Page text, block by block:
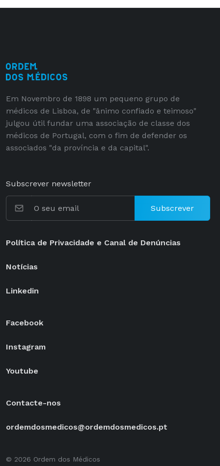
Em Novembro de 1898 um pequeno grupo de
médicos de Lisboa, de "ânimo confiado e teimoso"
julgou útil fundar uma associação de classe dos
médicos de Portugal, com o fim de defender os
associados "da província e da capital".
Subscrever newsletter
Subscrever
Política de Privacidade e Canal de Denúncias
Notícias
Linkedin
Facebook
Instagram
Youtube
Contacte-nos
ordemdosmedicos@ordemdosmedicos.pt
© 2026 Ordem dos Médicos